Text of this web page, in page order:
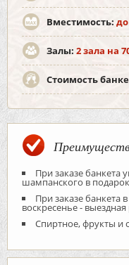
Вместимость:
Залы: 2 зала на
Стоимость
При заказе банкета
шампанского в
При заказе банкета
воскресенье -
Спиртное, фрукты и